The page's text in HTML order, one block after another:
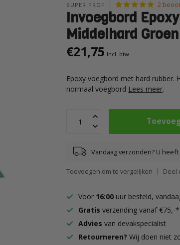
SUPER PROF 2
Invoegbord
Middelhard Groen
€21,75 Incl. btw
Epoxy voegbord met hard rubber.
normaal voegbord Lees meer.
Vandaag verzonden? U heeft
Toevoegen om te vergelijken Deel
Voor 16:00 uur besteld,
Gratis verzending vanaf €75,-*
Advies van devakspecialist
Retourneren?Wij doen niet